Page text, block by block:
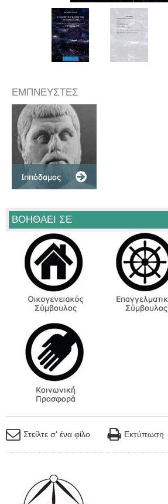
ΕΜΠΝΕΥΣΤΕΣ
ΒΟΗΘΑΕΙ ΣΕ
Στείλτε σ' ένα φίλο Εκτύπωση